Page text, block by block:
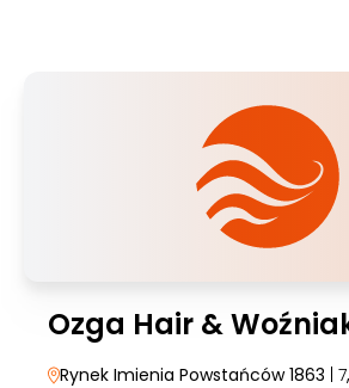
Ozga Hair &
Rynek Imienia Powstańców 1863 | 7